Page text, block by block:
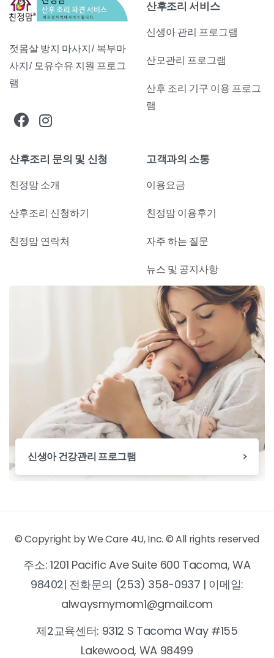
젓몸살 방지 마사지/ 복부마
사지/ 모유수유 지원 프로그
램
산후조리 서비스
신생아 관리 프로그램
산모관리 프로그램
산후 조리 기구 이용 프로그
램
산후조리 문의 및 신청
친정맘 소개
산후조리 신청하기
친정맘 연락처
고객과의 소통
이용요금
친정맘 이용후기
자주 하는 질문
뉴스 및 공지사항
신생아 건강관리 프로그램
© Copyright by We Care 4U, Inc. © All rights reserved
주소: 1201 Pacific Ave Suite 600 Tacoma, WA
98402| 전화문의 (253) 358-0937 | 이메일:
alwaysmymom1@gmail.com
제2교육센터: 9312 S Tacoma Way #155
Lakewood, WA 98499